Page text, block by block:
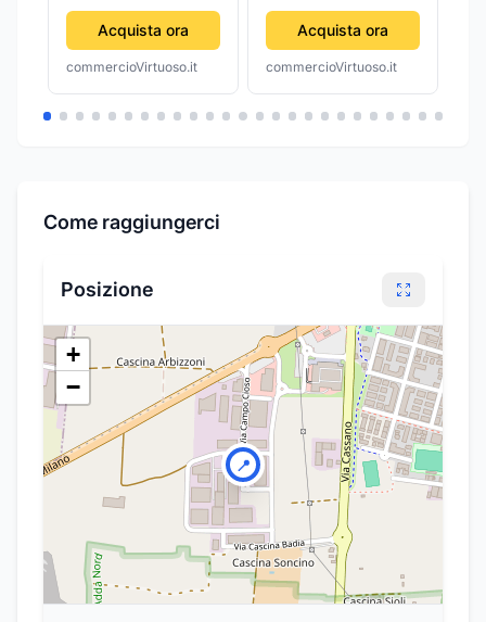
Acquista ora
commercioVirtuoso.it
Acquista ora
commercioVirtuoso.it
Come raggiungerci
Posizione
📍
+
−